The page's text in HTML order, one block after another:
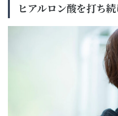
ヒアルロン酸を打ち